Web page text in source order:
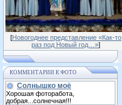
[Новогоднее представление «Как-то
раз под Новый год…»]
КОММЕНТАРИИ К ФОТО
Солнышко моё
Хорошая фоторабота,
добрая...солнечная!!!